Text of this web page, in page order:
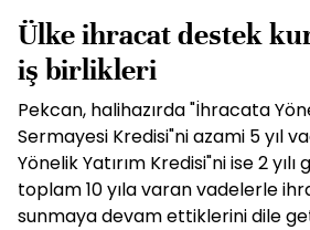
Ülke ihracat destek
iş birlikleri
Pekcan, halihazırda "İhracata
Sermayesi Kredisi"ni azami 5 yıl
Yönelik Yatırım Kredisi"ni ise 2
toplam 10 yıla varan vadelerle
sunmaya devam ettiklerini dile